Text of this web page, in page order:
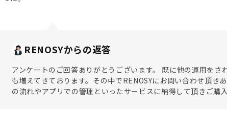
RENOSYからの返答
アンケートのご回答ありがとうございます。 既に他の運用を
も増えてきております。その中でRENOSYにお問い合わせ頂
の流れやアプリでの管理といったサービスに納得して頂きご購